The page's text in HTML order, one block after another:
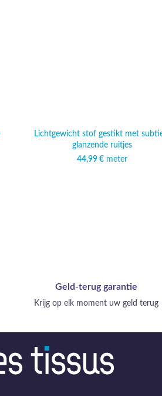
Lichtgewicht stof gestikt met
glanzende ruitjes
44,99 €meter
Geld-terug garantie
Krijg op elk moment uw geld terug